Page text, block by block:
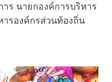
ร นายกองค์การบริหาร
ารองค์กรส่วนท้องถิ่น